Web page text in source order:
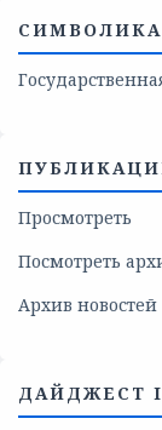
СИМВОЛИКА
Просмотреть
Посмотреть
Архив новостей
ДАЙДЖЕСТ